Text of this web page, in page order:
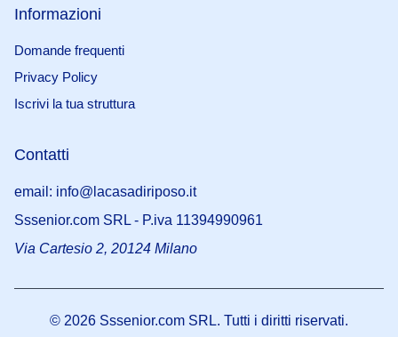
Informazioni
Domande frequenti
Privacy Policy
Iscrivi la tua struttura
Contatti
email: info@lacasadiriposo.it
Sssenior.com SRL - P.iva 11394990961
Via Cartesio 2, 20124 Milano
© 2026 Sssenior.com SRL. Tutti i diritti riservati.